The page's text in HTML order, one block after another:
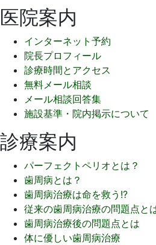
医院案内
インターネット予約
院長プロフィール
診療時間とアクセス
無料メール相談
メール相談回答集
施設基準・院内掲示について
診療案内
パーフェクトペリオとは？
歯周病とは？
歯周病治療は命を救う!?
従来の歯周病治療の問題点と
歯周病治療後の問題点とは
体に優しい歯周病治療